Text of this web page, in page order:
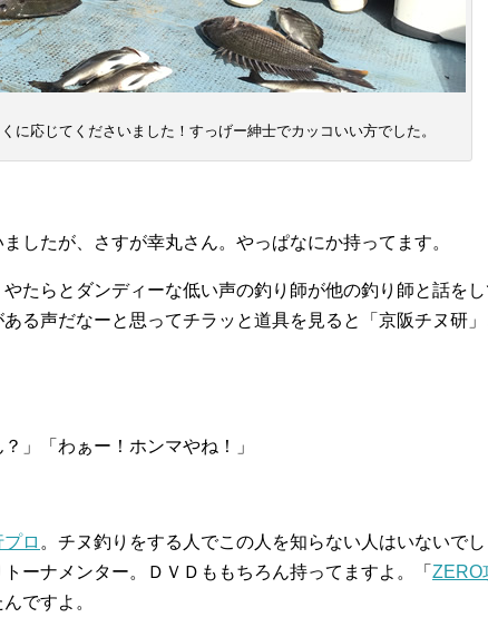
に応じてくださいました！すっげー紳士でカッコいい方でした。
したが、さすが幸丸さん。やっぱなにか持ってます。
たらとダンディーな低い声の釣り師が他の釣り師と話を
る声だなーと思ってチラッと道具を見ると「京阪チヌ研
」「わぁー！ホンマやね！」
ロ 。チヌ釣りをする人でこの人を知らない人はいないでし
ーナメンター。ＤＶＤももちろん持ってますよ。「 ZERO
ですよ。